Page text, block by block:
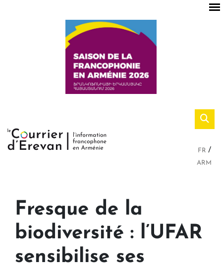
FR
ARM
Fresque de la
biodiversité : l’UFAR
sensibilise ses